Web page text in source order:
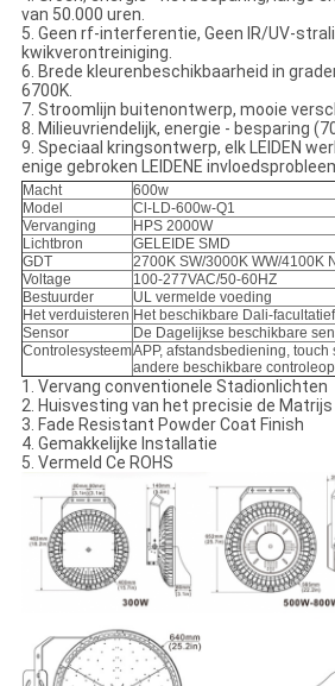
van 50.000 uren.
5. Geen rf-interferentie, Geen IR/UV-
kwikverontreiniging.
6. Brede kleurenbeschikbaarheid in
6700K.
7. Stroomlijn buitenontwerp, mooie
8. Milieuvriendelijk, energie - besparing
9. Speciaal kringsontwerp, elk LEIDEN
enige gebroken LEIDENE
Macht
600w
Model
Cl-LD-600w-Q1
Vervanging
HPS 2000W
Lichtbron
GELEIDE SMD
GDT
2700K SW/3000K WW/4100K
Voltage
100-277VAC/50-60HZ
Bestuurder
UL vermelde voeding
Het verduisteren Het beschikbare Dali-
Sensor
De Dagelijkse beschikbare
ControlesysteemAPP, afstandsbediening,
andere beschikbare
1. Vervang conventionele Stadionlichten
2. Huisvesting van het precisie de
3. Fade Resistant Powder Coat Finish
4. Gemakkelijke Installatie
5. Vermeld Ce ROHS